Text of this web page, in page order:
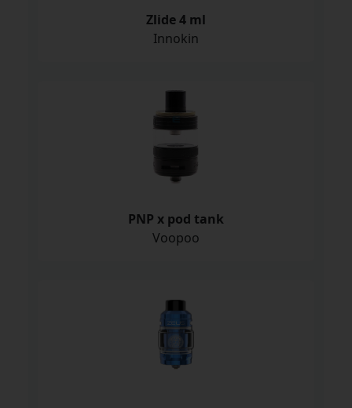
Zlide 4 ml
Innokin
PNP x pod tank
Voopoo